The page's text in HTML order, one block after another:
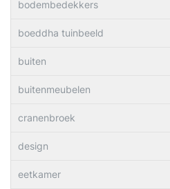
bodembedekkers
boeddha tuinbeeld
buiten
buitenmeubelen
cranenbroek
design
eetkamer